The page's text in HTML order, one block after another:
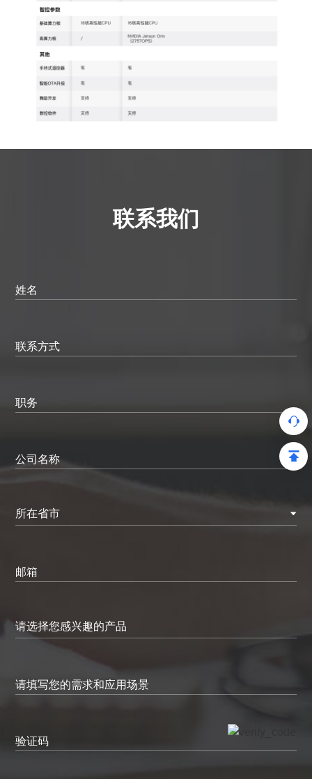
联系我们
姓名
联系方式
职务
公司名称
所在省市
邮箱
请填写您的需求和应用场景
验证码